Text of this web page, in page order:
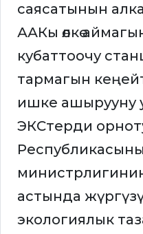
саясатынын
ААКы өлкө
кубаттоочу
тармагын
ишке ашырууну
ЭКСтерди
астында
экологиялык